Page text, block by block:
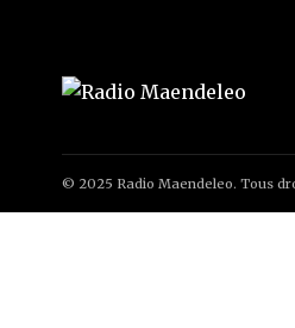
© 2025 Radio Maendeleo. Tous